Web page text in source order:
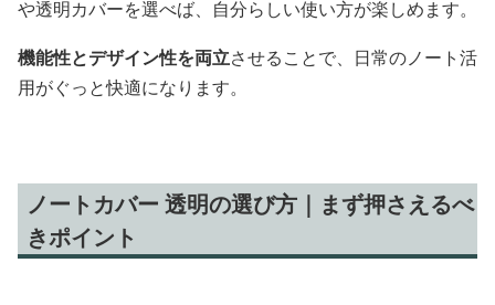
や透明カバーを選べば、自分らしい使い方が楽しめます。
機能性とデザイン性を両立させることで、日常のノート活
用がぐっと快適になります。
ノートカバー 透明の選び方｜まず押さえるべ
きポイント